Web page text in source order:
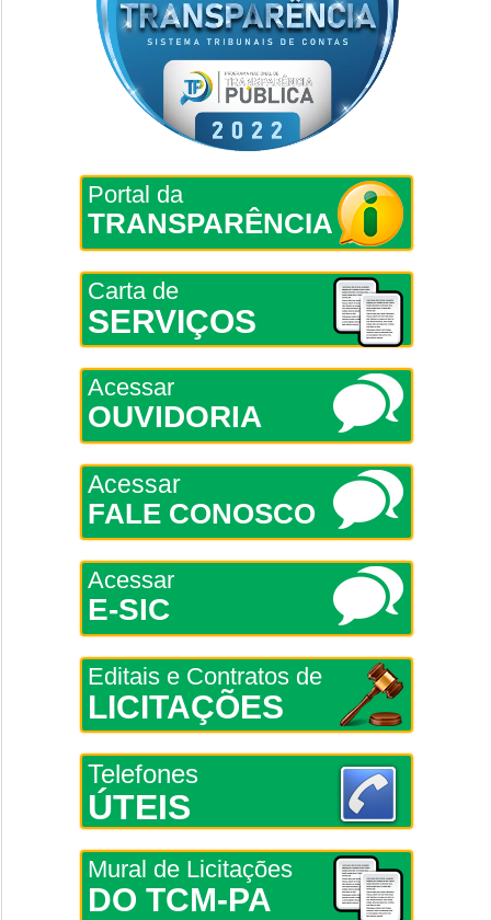
Portal da
TRANSPARÊNCIA
Carta de
SERVIÇOS
Acessar
OUVIDORIA
Acessar
FALE CONOSCO
Acessar
E-SIC
Editais e Contratos de
LICITAÇÕES
Telefones
ÚTEIS
Mural de Licitações
DO TCM-PA